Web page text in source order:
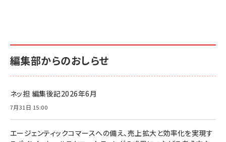
編集部からのおしらせ
ネッ担 編集後記2026年6月
7月31日 15:00
エージェンティックコマースへの備え、売上拡大と効率化を実現す